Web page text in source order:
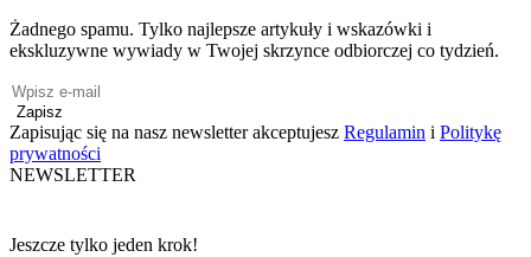
Żadnego spamu. Tylko najlepsze artykuły i wskazówki i
ekskluzywne wywiady w Twojej skrzynce odbiorczej co tydzień.
Zapisz
Zapisując się na nasz newsletter akceptujesz Regulamin i Politykę
prywatności
NEWSLETTER
Jeszcze tylko jeden krok!